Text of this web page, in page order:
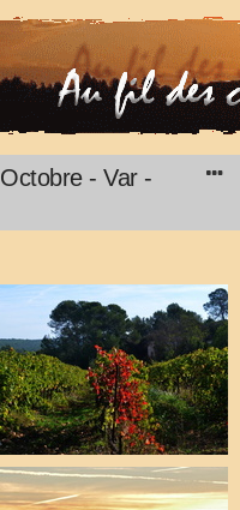
Octobre - Var -